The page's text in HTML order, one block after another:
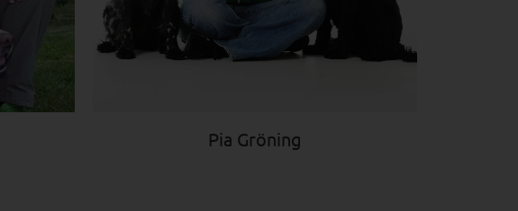
Pia Gröning